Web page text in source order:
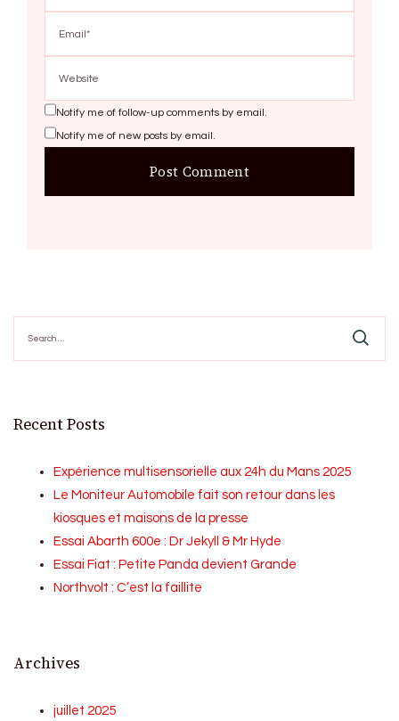
Notify me of follow-up comments by email.
Notify me of new posts by email.
for:
Recent Posts
Expérience multisensorielle aux 24h du Mans 2025
Le Moniteur Automobile fait son retour dans les
kiosques et maisons de la presse
Essai Abarth 600e : Dr Jekyll & Mr Hyde
Essai Fiat : Petite Panda devient Grande
Northvolt : C’est la faillite
Archives
juillet 2025